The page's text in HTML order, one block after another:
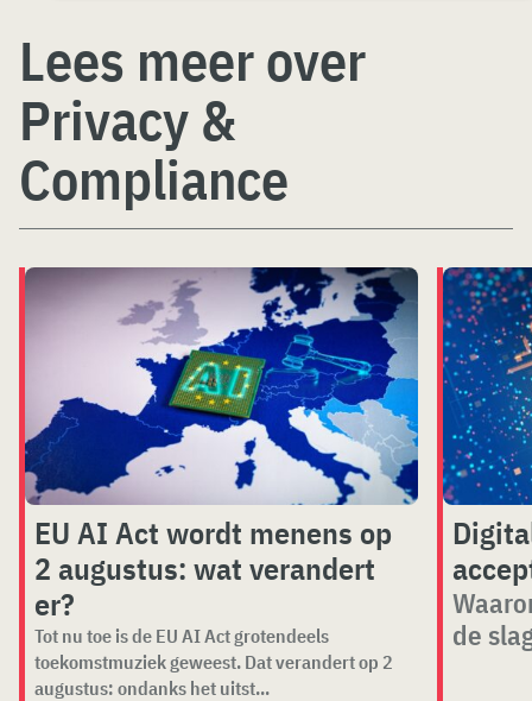
Lees meer over
Privacy &
Compliance
EU AI Act wordt menens op
2 augustus: wat verandert
er?
Tot nu toe is de EU AI Act grotendeels
toekomstmuziek geweest. Dat verandert op 2
augustus: ondanks het uitst...
de